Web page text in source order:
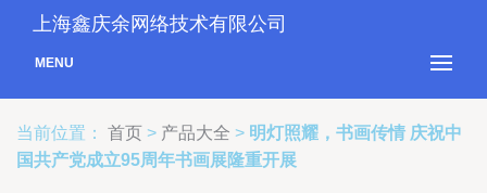
上海鑫庆余网络技术有限公司
MENU
当前位置： 首页 > 产品大全 > 明灯照耀，书画传情 庆祝中
国共产党成立95周年书画展隆重开展